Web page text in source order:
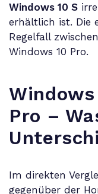
Windows 10 S
erhältlich ist. Die
Regelfall
Windows 10 Pro.
Pro –
Im direkten
gegenüber der